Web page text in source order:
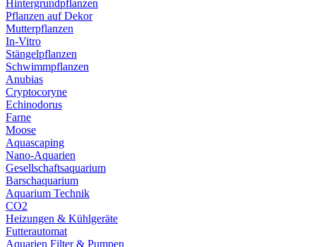
Hintergrundpflanzen
Pflanzen auf Dekor
Mutterpflanzen
In-Vitro
Stängelpflanzen
Schwimmpflanzen
Anubias
Cryptocoryne
Echinodorus
Farne
Moose
Aquascaping
Nano-Aquarien
Gesellschaftsaquarium
Barschaquarium
Aquarium Technik
CO2
Heizungen & Kühlgeräte
Futterautomat
Aquarien Filter & Pumpen